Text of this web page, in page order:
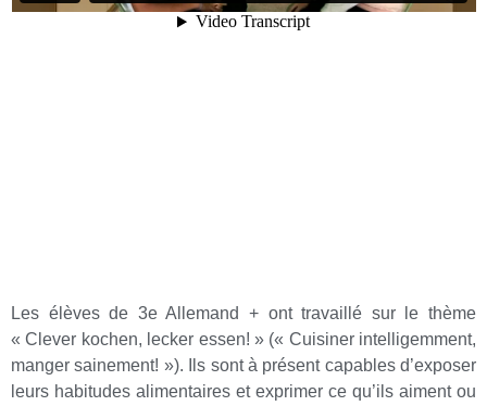
Les élèves de 3e Allemand + ont travaillé sur le thème
« Clever kochen, lecker essen! » (« Cuisiner intelligemment,
manger sainement! »). Ils sont à présent capables d’exposer
leurs habitudes alimentaires et exprimer ce qu’ils aiment ou